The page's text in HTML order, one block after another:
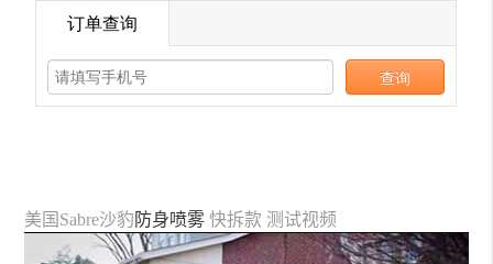
美国Sabre沙豹 防身喷雾 快拆款 测试视频